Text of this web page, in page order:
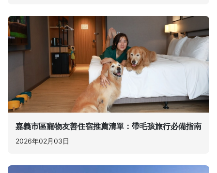
嘉義市區寵物友善住宿推薦清單：帶毛孩旅行必備指南
2026年02月03日